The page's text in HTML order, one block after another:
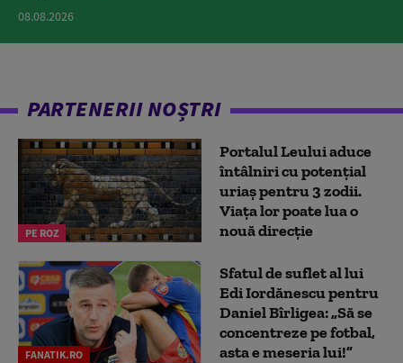
08.08.2026
PARTENERII NOȘTRI
PE ROZ
Portalul Leului aduce
întâlniri cu potențial
uriaș pentru 3 zodii.
Viața lor poate lua o
nouă direcție
FANATIK.RO
Sfatul de suflet al lui
Edi Iordănescu pentru
Daniel Bîrligea: „Să se
concentreze pe fotbal,
asta e meseria lui!”